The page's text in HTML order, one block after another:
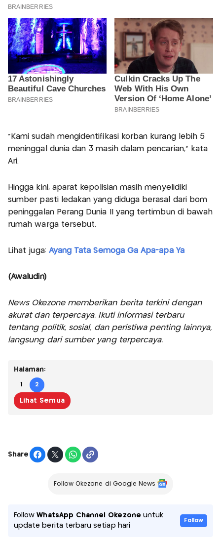
“Kami sudah mengidentifikasi korban kurang lebih 5
meninggal dunia dan 3 masih dalam pencarian,” kata
Ari.
Hingga kini, aparat kepolisian masih menyelidiki
sumber pasti ledakan yang diduga berasal dari bom
peninggalan Perang Dunia II yang tertimbun di bawah
rumah warga tersebut.
Lihat juga: Ayang Tata Semoga Ga Apa-apa Ya
(Awaludin)
News Okezone memberikan berita terkini dengan
akurat dan terpercaya. Ikuti informasi terbaru
tentang politik, sosial, dan peristiwa penting lainnya,
langsung dari sumber yang terpercaya.
Halaman:
1 2
Lihat Semua
Share
Follow Okezone di Google News
FollowWhatsApp Channel Okezone untuk
update berita terbaru setiap hari
Follow